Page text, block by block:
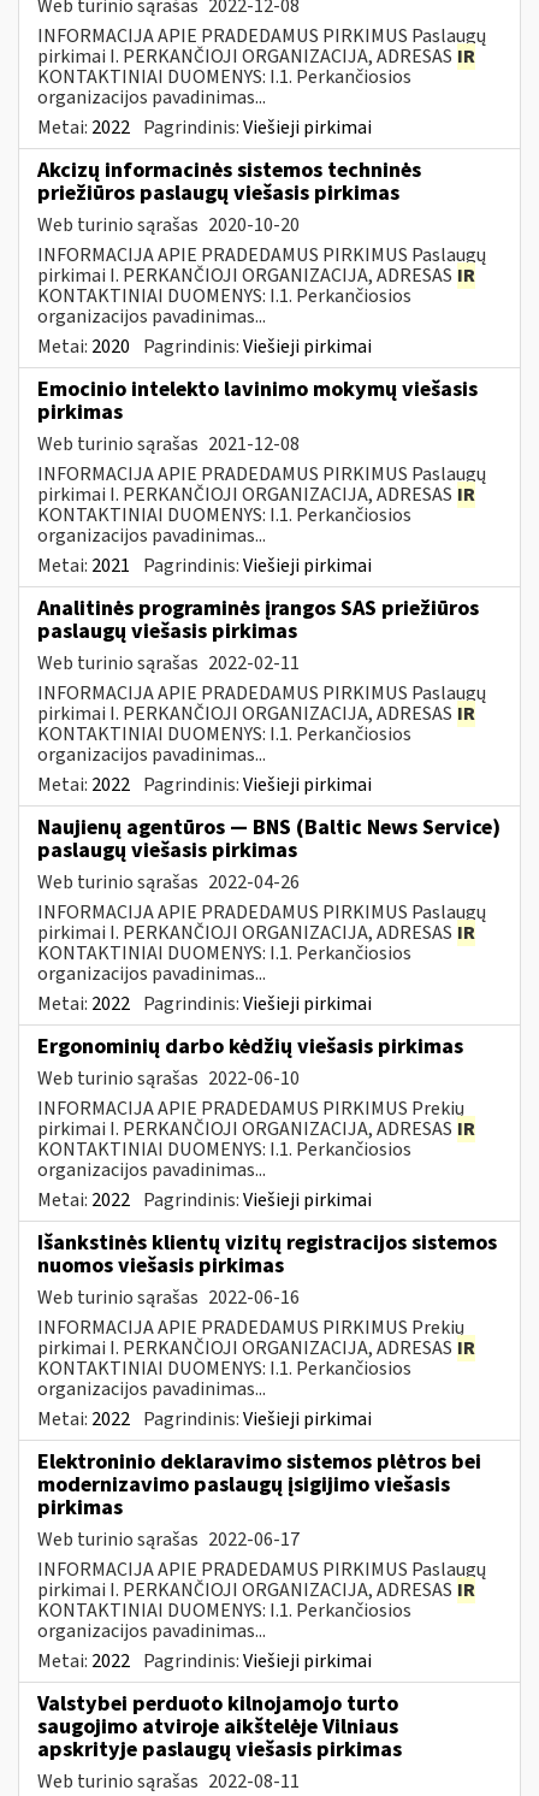
Web turinio sąrašas 2022-12-08
INFORMACIJA APIE PRADEDAMUS PIRKIMUS Paslaugų
pirkimai I. PERKANČIOJI ORGANIZACIJA, ADRESAS IR
KONTAKTINIAI DUOMENYS: I.1. Perkančiosios
organizacijos pavadinimas...
Metai: 2022 Pagrindinis:Viešieji pirkimai
Akcizų informacinės sistemos techninės
priežiūros paslaugų viešasis pirkimas
Web turinio sąrašas 2020-10-20
INFORMACIJA APIE PRADEDAMUS PIRKIMUS Paslaugų
pirkimai I. PERKANČIOJI ORGANIZACIJA, ADRESAS IR
KONTAKTINIAI DUOMENYS: I.1. Perkančiosios
organizacijos pavadinimas...
Metai: 2020 Pagrindinis:Viešieji pirkimai
Emocinio intelekto lavinimo mokymų viešasis
pirkimas
Web turinio sąrašas 2021-12-08
INFORMACIJA APIE PRADEDAMUS PIRKIMUS Paslaugų
pirkimai I. PERKANČIOJI ORGANIZACIJA, ADRESAS IR
KONTAKTINIAI DUOMENYS: I.1. Perkančiosios
organizacijos pavadinimas...
Metai: 2021 Pagrindinis:Viešieji pirkimai
Analitinės programinės įrangos SAS priežiūros
paslaugų viešasis pirkimas
Web turinio sąrašas 2022-02-11
INFORMACIJA APIE PRADEDAMUS PIRKIMUS Paslaugų
pirkimai I. PERKANČIOJI ORGANIZACIJA, ADRESAS IR
KONTAKTINIAI DUOMENYS: I.1. Perkančiosios
organizacijos pavadinimas...
Metai: 2022 Pagrindinis:Viešieji pirkimai
Naujienų agentūros — BNS (Baltic News Service)
paslaugų viešasis pirkimas
Web turinio sąrašas 2022-04-26
INFORMACIJA APIE PRADEDAMUS PIRKIMUS Paslaugų
pirkimai I. PERKANČIOJI ORGANIZACIJA, ADRESAS IR
KONTAKTINIAI DUOMENYS: I.1. Perkančiosios
organizacijos pavadinimas...
Metai: 2022 Pagrindinis:Viešieji pirkimai
Ergonominių darbo kėdžių viešasis pirkimas
Web turinio sąrašas 2022-06-10
INFORMACIJA APIE PRADEDAMUS PIRKIMUS Prekių
pirkimai I. PERKANČIOJI ORGANIZACIJA, ADRESAS IR
KONTAKTINIAI DUOMENYS: I.1. Perkančiosios
organizacijos pavadinimas...
Metai: 2022 Pagrindinis:Viešieji pirkimai
Išankstinės klientų vizitų registracijos sistemos
nuomos viešasis pirkimas
Web turinio sąrašas 2022-06-16
INFORMACIJA APIE PRADEDAMUS PIRKIMUS Prekių
pirkimai I. PERKANČIOJI ORGANIZACIJA, ADRESAS IR
KONTAKTINIAI DUOMENYS: I.1. Perkančiosios
organizacijos pavadinimas...
Metai: 2022 Pagrindinis:Viešieji pirkimai
Elektroninio deklaravimo sistemos plėtros bei
modernizavimo paslaugų įsigijimo viešasis
pirkimas
Web turinio sąrašas 2022-06-17
INFORMACIJA APIE PRADEDAMUS PIRKIMUS Paslaugų
pirkimai I. PERKANČIOJI ORGANIZACIJA, ADRESAS IR
KONTAKTINIAI DUOMENYS: I.1. Perkančiosios
organizacijos pavadinimas...
Metai: 2022 Pagrindinis:Viešieji pirkimai
Valstybei perduoto kilnojamojo turto
saugojimo atviroje aikštelėje Vilniaus
apskrityje paslaugų viešasis pirkimas
Web turinio sąrašas 2022-08-11